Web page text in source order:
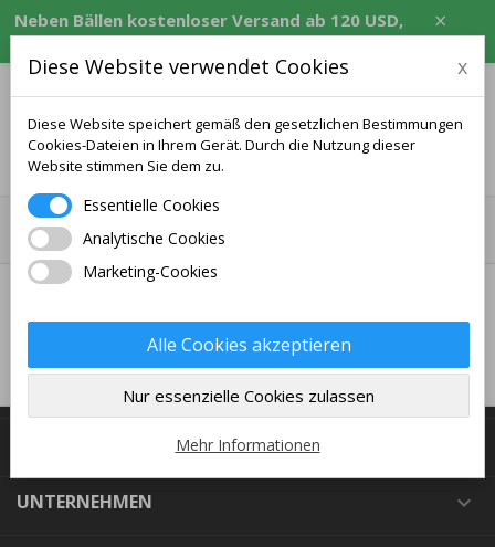
×
Neben Bällen kostenloser Versand ab 120 USD,
entsprechendem Betrag in CZK, EUR, PLN, RON.
Lieferanten
UNTERNEHMEN 
Diese Website verwendet Cookies x
Diese Website speichert gemäß den gesetzlichen Bestimmungen
Cookies-Dateien in Ihrem Gerät. Durch die Nutzung dieser
Website stimmen Sie dem zu.
Essentielle Cookies
Analytische Cookies
Marketing-Cookies
Alle Cookies akzeptieren
Nur essenzielle Cookies zulassen
Mehr Informationen